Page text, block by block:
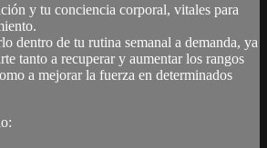
y tu conciencia corporal, vitales para
dentro de tu rutina semanal a demanda, ya
tanto a recuperar y aumentar los rangos
a mejorar la fuerza en determinados